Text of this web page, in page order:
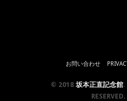
お問い合わせ
© 2018 坂本正直記念館.
RESERVED.